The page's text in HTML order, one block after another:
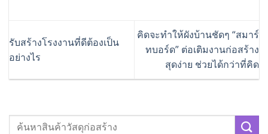
รับสร้างโรงงานที่ดีต้องเป็น
อย่างไร
คิดจะทำให้ผังบ้านชัดๆ “สมาร์
ทบอร์ด” ต่อเติมงานก่อสร้าง
สุดง่าย ช่วยได้กว่าที่คิด